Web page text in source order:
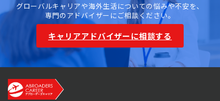
タイ｜データセンター投資ブームとBOI優遇で外資IT急増
バンコクはMicrosoft・Amazon・Googleが
APACデータセンター建設を宣言し、2025〜
2028年に巨大投資が集中している。BOI（タ
イ投資委員会）はデジタル産業を第一優先業
種に指定しており、外資IT企業の拠点開設が
備わっており、技術知識さえ補えばSE
出身者よりバランスがよいと評価され
ることもあります。具体的には
Salesforce Certified
Administrator（無料のTrailheadで学
「クラウドセキュリティ基礎」を自学
グローバルキャリアや海外生活についての悩みや不安を、
専門のアドバイザーにご相談ください。
キャリアアドバイザーに相談する